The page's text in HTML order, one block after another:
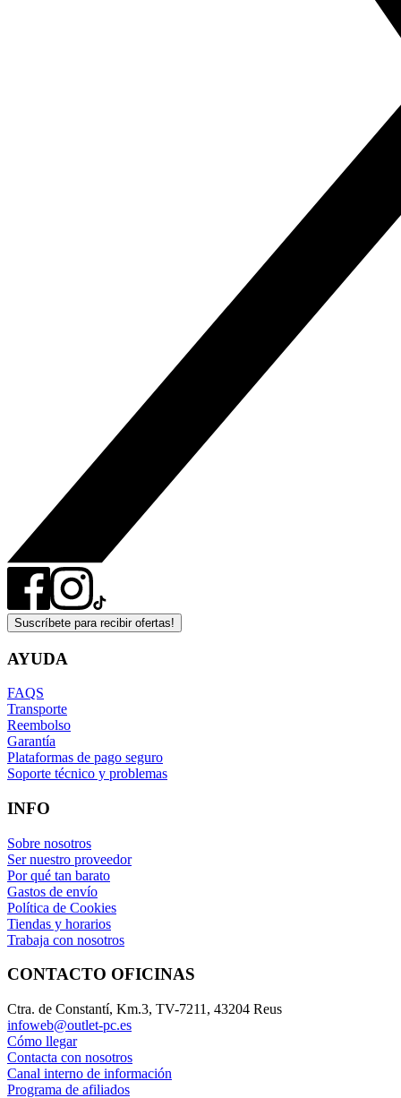
Suscríbete para recibir ofertas!
AYUDA
FAQS
Transporte
Reembolso
Garantía
Plataformas de pago seguro
Soporte técnico y problemas
INFO
Sobre nosotros
Ser nuestro proveedor
Por qué tan barato
Gastos de envío
Política de Cookies
Tiendas y horarios
Trabaja con nosotros
CONTACTO OFICINAS
Ctra. de Constantí, Km.3, TV-7211, 43204 Reus
infoweb@outlet-pc.es
Cómo llegar
Contacta con nosotros
Canal interno de información
Programa de afiliados